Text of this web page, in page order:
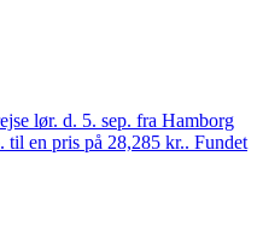
lør. d. 5. sep. fra Hamborg
til en pris på 28,285 kr.. Fundet